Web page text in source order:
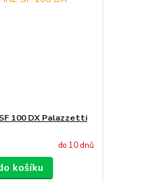
100 DX Palazzetti
do 10 dnů
košíku